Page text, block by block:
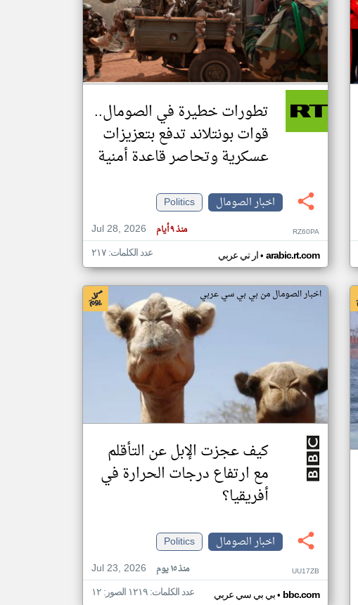
تغيير الدولة
مصادر الأخبار من الصومال
اخبار الصومال على مدار الساعة
أهم اخبار الصومال العاجلة والمباشرة
تطورات خطيرة في الصومال..
قوات بونتلاند تدفع بتعزيزات
عسكرية وتحاصر قاعدة أمنية
اخبار الصومال
Politics
Jul 28, 2026
منذ ٩ أيام RZ60PA
ار تي عربي• arabic.rt.com عدد الكلمات: ٢١٧
اخبار الصومال من بي بي سي عربي
كيف عجزت الإبل عن التأقلم
مع ارتفاع درجات الحرارة في
أفريقيا؟
اخبار الصومال
Politics
Jul 23, 2026
منذ ١٥ يوم UU17ZB
بي بي سي عربي• bbc.com عدد الكلمات: ١٢١٩ الصور: ١٢
klyoum.com